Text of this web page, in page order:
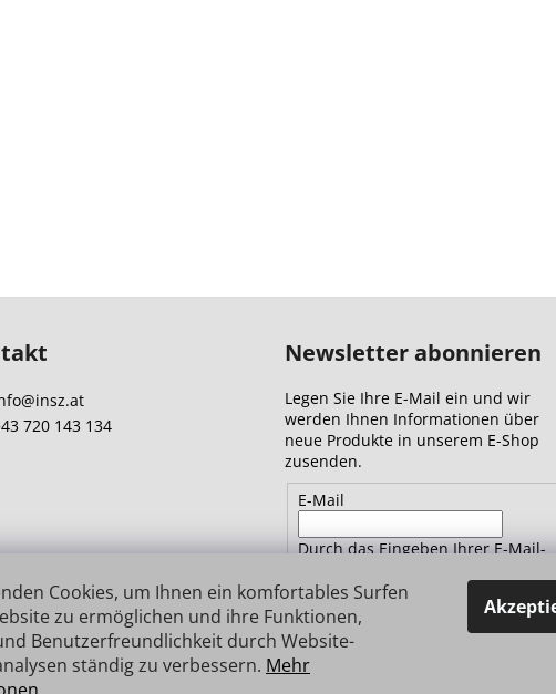
Cookies, um Ihnen ein komfortables Surfen
zu ermöglichen und ihre Funktionen,
Benutzerfreundlichkeit durch Website-
ständig zu verbessern. Mehr
@insz.at
720 143 134
Newsletter abonnieren
Legen Sie Ihre E-Mail ein und wir
werden Ihnen Informationen über
neue Produkte in unserem E-Shop
zusenden.
E-Mail
Durch das Eingeben Ihrer E-Mail-
Datenschutzbestimmungen zu.
ANMELDEN